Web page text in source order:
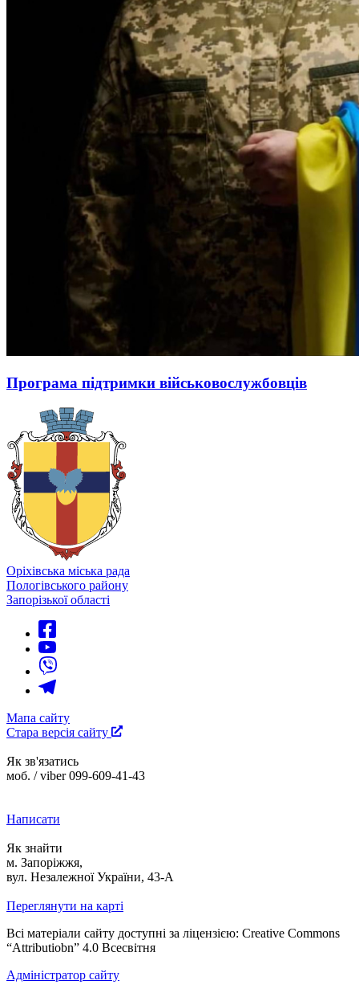
Програма підтримки військовослужбовців
Оріхівська міська рада
Пологівського району
Запорізької області
Мапа сайту
Стара версія сайту
Як зв'язатись
моб. / viber 099-609-41-43
Написати
Як знайти
м. Запоріжжя,
вул. Незалежної України, 43-А
Переглянути на карті
Всі матеріали сайту доступні за ліцензією: Creative Commons
“Attributiobn” 4.0 Всесвітня
Адміністратор сайту